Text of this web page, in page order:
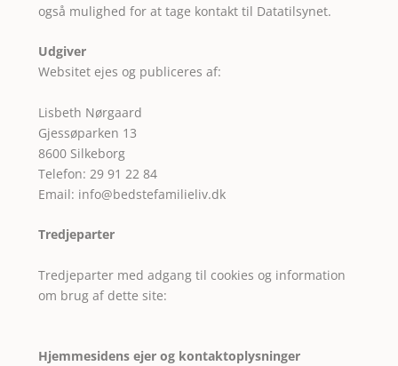
også mulighed for at tage kontakt til Datatilsynet.
Udgiver
Websitet ejes og publiceres af:
Lisbeth Nørgaard
Gjessøparken 13
8600 Silkeborg
Telefon: 29 91 22 84
Email: info@bedstefamilieliv.dk
Tredjeparter
Tredjeparter med adgang til cookies og information
om brug af dette site:
Hjemmesidens ejer og kontaktoplysninger